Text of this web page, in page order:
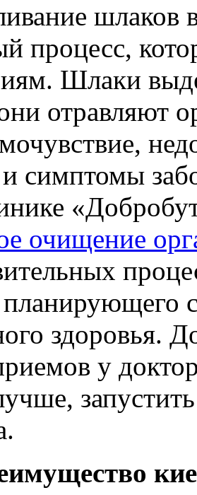
шлаков в
процесс,
Шлаки
отравляют
симптомы
очищение
здоровья.
у